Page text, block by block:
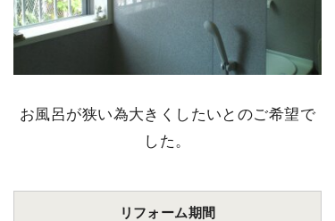
お風呂が狭い為大きくしたいとのご希望で
した。
リフォーム期間